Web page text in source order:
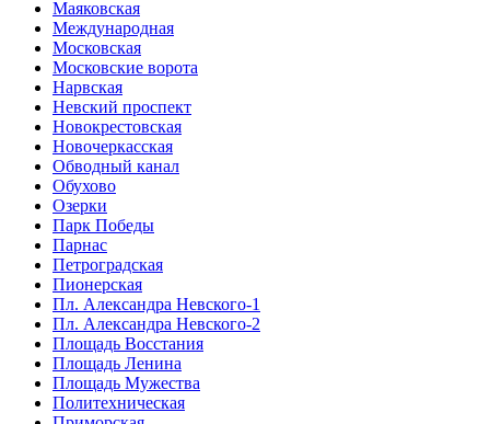
Маяковская
Международная
Московская
Московские ворота
Нарвская
Невский проспект
Новокрестовская
Новочеркасская
Обводный канал
Обухово
Озерки
Парк Победы
Парнас
Петроградская
Пионерская
Пл. Александра Невского-1
Пл. Александра Невского-2
Площадь Восстания
Площадь Ленина
Площадь Мужества
Политехническая